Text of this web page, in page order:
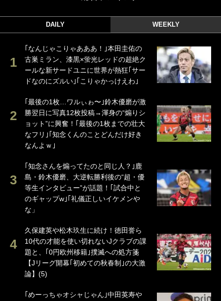
DAILY WEEKLY
｢なんじゃこりゃあああ！｣本田圭佑の
古巣ミラン、漆黒×蛍光レッドの超絶ク
ールな新サードユニに世界が熱狂｢サー
ドなのにズルい｣｢こりゃかっけえわ｣
｢最後の1枚…ワルぃゎ〜｣鈴木優磨が激
勝翌日に写真12枚投稿→渾身の“煽りシ
ョット”に興奮！｢最後の1枚までの壮大
なフリ｣｢知念くんのことどんだけ好き
なんよｗ｣
｢知念さんを煽ってたのと同じ人？｣鹿
島・鈴木優磨、大逆転勝利後の“超・優
等生インタビュー”が話題！｢試合中と
のギャップw｣｢礼儀正しいイケメンや
な」
久保建英や松木玖生に続け！徳田誉ら
10代の才能を使い切れないJクラブの課
題と、｢0円欧州移籍｣撲滅への処方箋
【Jリーグ開幕｢初めての秋春制｣の大激
論】(5)
｢めーっちゃオシャじゃん｣中田英寿や